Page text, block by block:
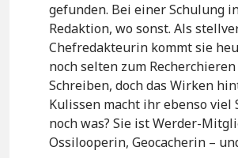
gefunden. Bei einer Schulung
Redaktion, wo sonst. Als
Chefredakteurin kommt sie
noch selten zum
Schreiben, doch das Wirken
Kulissen macht ihr ebenso viel
noch was? Sie ist Werder-
Ossilooperin, Geocacherin –